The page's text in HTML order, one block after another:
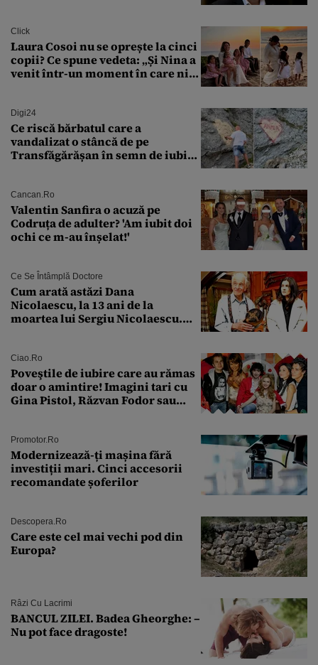
Click
Laura Cosoi nu se oprește la cinci
copii? Ce spune vedeta: „Și Nina a
venit într-un moment în care nici
Digi24
Ce riscă bărbatul care a
vandalizat o stâncă de pe
Transfăgărășan în semn de iubire
Cancan.ro
Valentin Sanfira o acuză pe
Codruța de adulter? 'Am iubit doi
ochi ce m-au înșelat!'
Ce Se Întâmplă Doctore
Cum arată astăzi Dana
Nicolaescu, la 13 ani de la
moartea lui Sergiu Nicolaescu.
Ciao.ro
Poveştile de iubire care au rămas
doar o amintire! Imagini tari cu
Gina Pistol, Răzvan Fodor sau
Promotor.ro
Modernizează-ți mașina fără
investiții mari. Cinci accesorii
recomandate șoferilor
Descopera.ro
Care este cel mai vechi pod din
Europa?
Râzi Cu Lacrimi
BANCUL ZILEI. Badea Gheorghe: –
Nu pot face dragoste!